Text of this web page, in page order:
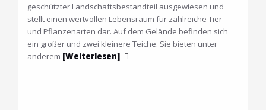
geschützter Landschaftsbestandteil ausgewiesen und
stellt einen wertvollen Lebensraum für zahlreiche Tier-
und Pflanzenarten dar. Auf dem Gelände befinden sich
ein großer und zwei kleinere Teiche. Sie bieten unter
anderem [Weiterlesen]